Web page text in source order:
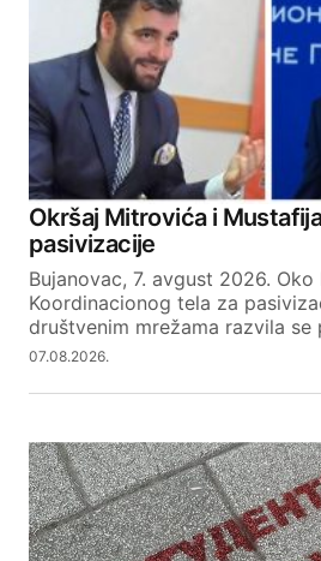
Okršaj Mitrovića i
pasivizacije
Bujanovac, 7. avgust 2026. Oko
Koordinacionog tela za
društvenim mrežama razvila
07.08.2026.